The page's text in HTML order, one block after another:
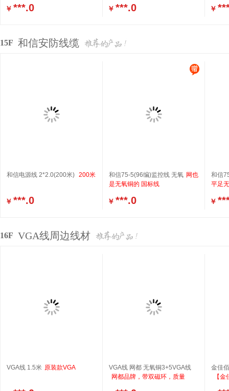
￥ ***.0 ￥ ***.0 ￥
15F 和信安防线缆
和信电源线 2*2.0(200米) 200米
￥ ***.0
和信75-5(96编)监控线 无氧 网也
是无氧铜的 国标线
￥ ***.0
和信
平足
￥
16F VGA线周边线材
VGA线 1.5米 原装款VGA
VGA线 网都 无氧铜3+5VGA线
网都品牌，带双磁环，质量
金佳
【